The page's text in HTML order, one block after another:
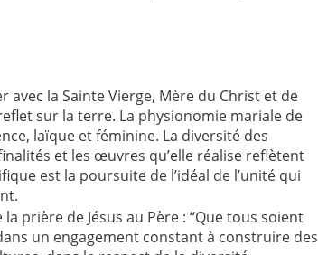
la Sainte Vierge, Mère du Christ et de
sur la terre. La physionomie mariale de
laïque et féminine. La diversité des
et les œuvres qu’elle réalise reflètent
est la poursuite de l’idéal de l’unité qui
prière de Jésus au Père : “Que tous soient
un engagement constant à construire des